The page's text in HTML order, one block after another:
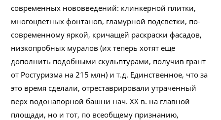
современных нововведений: клинкерной плитки,
многоцветных фонтанов, гламурной подсветки, по-
современному яркой, кричащей раскраски фасадов,
низкопробных муралов (их теперь хотят еще
дополнить подобными скульптурами, получив грант
от Ростуризма на 215 млн) и т.д. Единственное, что за
это время сделали, отреставрировали утраченный
верх водонапорной башни нач. XX в. на главной
площади, но и тот, по всеобщему признанию,